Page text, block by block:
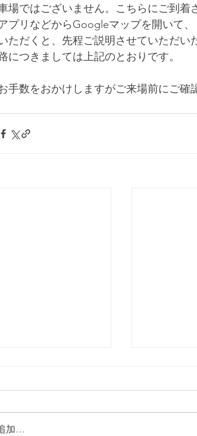
場ではございません。こちらにご到
プリなどからGoogleマップを開いて
ただくと、先程ご説明させていただ
につきましては上記のとおりです。
手数をおかけしますがご来場前にご確
加…